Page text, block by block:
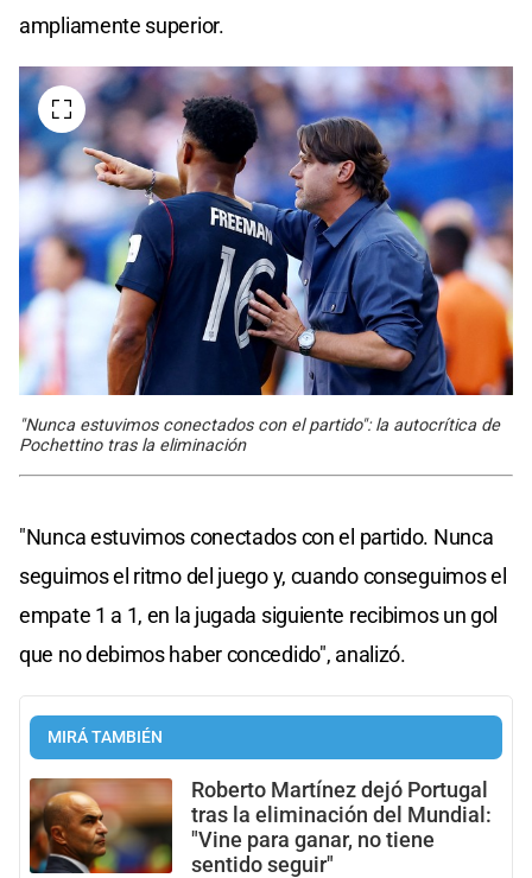
ampliamente superior.
"Nunca estuvimos conectados con el partido": la autocrítica de
Pochettino tras la eliminación
"Nunca estuvimos conectados con el partido. Nunca
seguimos el ritmo del juego y, cuando conseguimos el
empate 1 a 1, en la jugada siguiente recibimos un gol
que no debimos haber concedido", analizó.
MIRÁ TAMBIÉN
Roberto Martínez dejó Portugal
tras la eliminación del Mundial:
"Vine para ganar, no tiene
sentido seguir"